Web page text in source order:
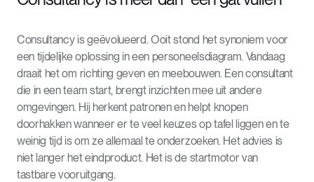
Consultancy is geëvolueerd. Ooit stond het synoniem voor
een tijdelijke oplossing in een personeelsdiagram. Vandaag
draait het om richting geven en meebouwen. Een consultant
die in een team start, brengt inzichten mee uit andere
omgevingen. Hij herkent patronen en helpt knopen
doorhakken wanneer er te veel keuzes op tafel liggen en te
weinig tijd is om ze allemaal te onderzoeken. Het advies is
niet langer het eindproduct. Het is de startmotor van
tastbare vooruitgang.